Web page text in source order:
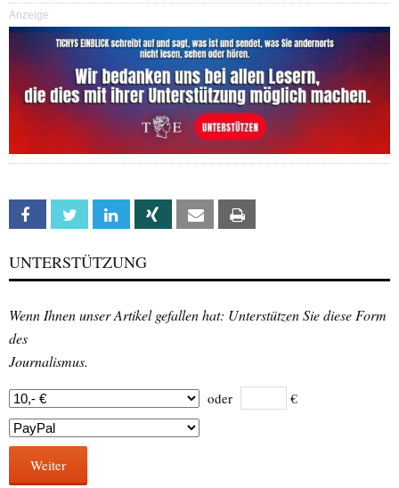
Anzeige
Facebook Twitter Linkedin Xing Email
UNTERSTÜTZUNG
Wenn Ihnen unser Artikel gefallen hat: Unterstützen Sie diese Form
des
Journalismus.
oder €
Weiter